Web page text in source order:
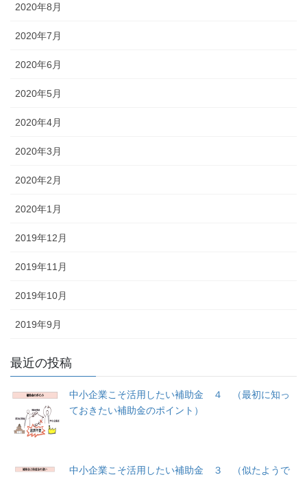
2020年8月
2020年7月
2020年6月
2020年5月
2020年4月
2020年3月
2020年2月
2020年1月
2019年12月
2019年11月
2019年10月
2019年9月
最近の投稿
中小企業こそ活用したい補助金 ４ （最初に知っ
ておきたい補助金のポイント）
中小企業こそ活用したい補助金 ３ （似たようで